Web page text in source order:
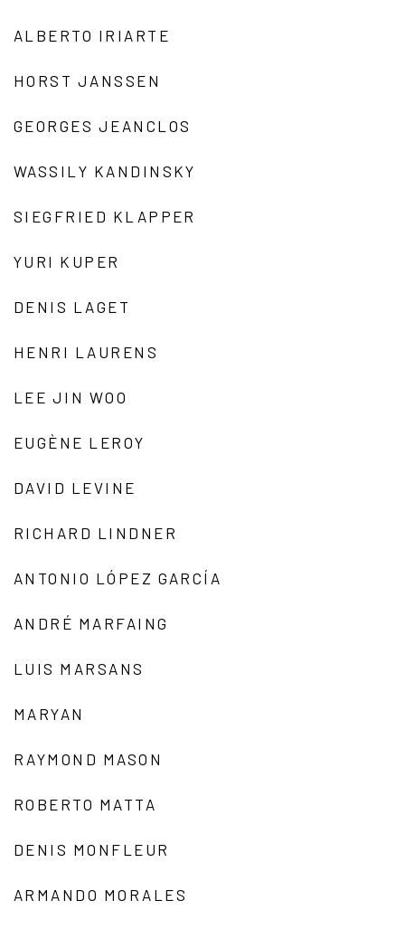
ALBERTO IRIARTE
HORST JANSSEN
GEORGES JEANCLOS
WASSILY KANDINSKY
SIEGFRIED KLAPPER
YURI KUPER
DENIS LAGET
HENRI LAURENS
LEE JIN WOO
EUGÈNE LEROY
DAVID LEVINE
RICHARD LINDNER
ANTONIO LÓPEZ GARCÍA
ANDRÉ MARFAING
LUIS MARSANS
MARYAN
RAYMOND MASON
ROBERTO MATTA
DENIS MONFLEUR
ARMANDO MORALES